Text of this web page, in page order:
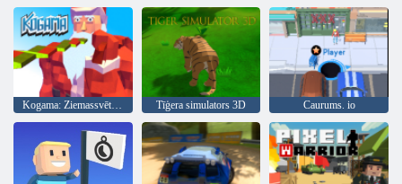
Tīģera simulators 3D Caurums. io